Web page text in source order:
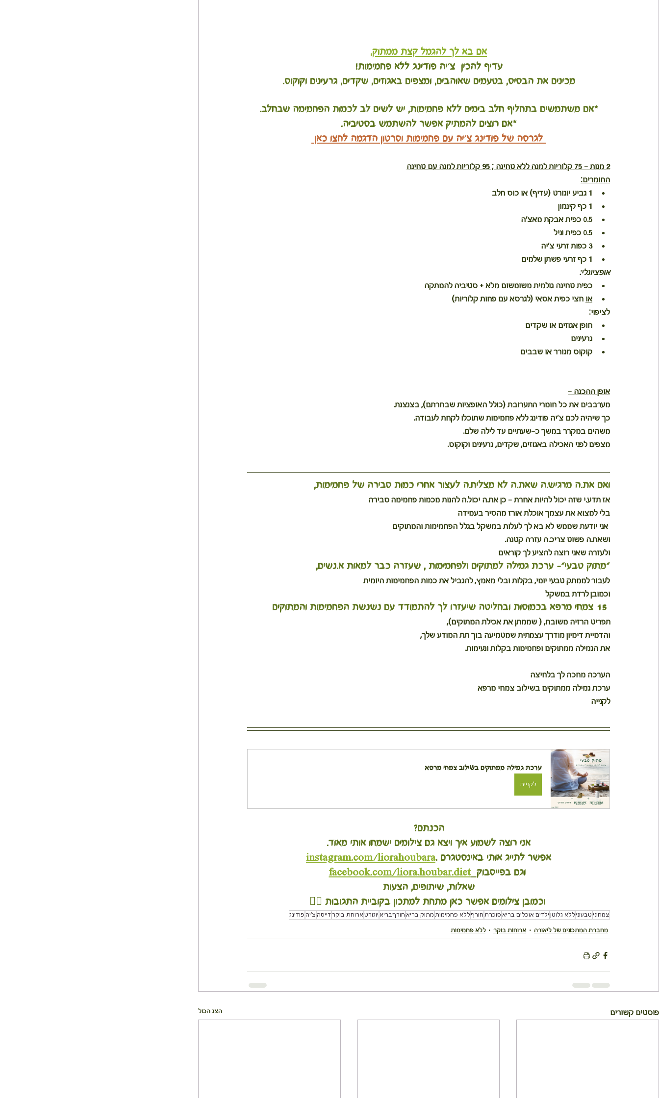
אם בא לך להגמל קצת ממתוק,
עדיף להכין  צ׳יה פודינג ללא פחמימות!
מכינים את הבסיס, בטעמים שאוהבים, ומצפים באגוזים, שקדים, גרעינים וקוקוס.
*אם משתמשים בתחליף חלב בימים ללא פחמימות, יש לשים לב לכמות הפחמימה שבחלב.
*אם רוצים להמתיק אפשר להשתמש בסטיביה.
לגרסה של פודינג צ'יה עם פחמימות וסרטון הדגמה לחצו כאן
2 מנות - 75 קלוריות למנה ללא טחינה ; 95 קלוריות למנה עם טחינה
החומרים:
1 גביע יוגורט (עדיף) או כוס חלב
1 כף קינמון
0.5 כפית אבקת מאצ׳ה
0.5 כפית וניל
3 כפות זרעי צ׳יה
1 כף זרעי פשתן שלמים
אופציונלי:
כפית טחינה גולמית משומשום מלא + סטיביה להמתקה
או חצי כפית אסאי (לגרסא עם פחות קלוריות)
לציפוי:
חופן אגוזים או שקדים
גרעינים
קוקוס מגורר או שבבים
אופן ההכנה -
מערבבים את כל חומרי התערובת (כולל האופציות שבחרתם), בצנצנת.
כך שיהיה לכם צ׳יה פודינג ללא פחמימות שתוכלו לקחת לעבודה.
משהים במקרר במשך כ-שעתיים עד לילה שלם.
מצפים לפני האכילה באגוזים, שקדים, גרעינים וקוקוס.
ואם את.ה מרגיש.ה שאת.ה לא מצליח.ה לעצור אחרי כמות סבירה של פחמימות,
אז תדע.י שזה יכול להיות אחרת - כן את.ה יכול.ה להנות מכמות פחמימה סבירה
בלי למצוא את עצמך אוכלת אורז מהסיר בעמידה
אני יודעת שממש לא בא לך לעלות במשקל בגלל הפחמימות והמתוקים
ושאת.ה פשוט צריכ.ה עזרה קטנה.
ולעזרה שאני רוצה להציע לך קוראים
"מתוק טבעי"- ערכת גמילה למתוקים ולפחמימות , שעזרה כבר למאות א.נשים,
לעבור לממתק טבעי יומי, בקלות ובלי מאמץ, להגביל את כמות הפחמימות היומית
וכמובן לרדת במשקל
תפריט הרזיה משובח, ( שממתן את אכילת המתוקים),
והדמיית דימיון מודרך עצמתית שמטמיעה בוך תת המודע שלך,
את הגמילה ממתוקים ופחמימות בקלות ונעימות.
הערכה מחכה לך בלחיצה
ערכת גמילה ממתוקים בשילוב צמחי מרפא
לקנייה
ערכת גמילה ממתוקים בשילוב צמחי מרפא
לקנייה
הכנתם?
אני רוצה לשמוע איך ויצא גם צילומים ישמחו אותי מאוד.
אפשר לתייג אותי באינסטגרם .instagram.com/liorahoubara
וגם בפייסבוק facebook.com/liora.houbar.diet
שאלות, שיתופים, הצעות
וכמובן צילומים אפשר כאן מתחת למתכון בקוביית התגובות 👇🏽
צמחוני טבעוניללא גלוטן ילדים אוכלים בריא סוכרת חורףללא פחמימות מתוק בריא חורףבריא יוגורט ארוחת בוקרדייסה צ'יה פודינג
מחברת המתכונים של ליאורה ארוחות בוקר ללא פחמימות
פוסטים קשורים הצג הכול